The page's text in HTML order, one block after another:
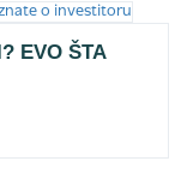
EVO ŠTA